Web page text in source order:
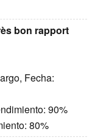
bon rapport
Fecha:
90%
80%